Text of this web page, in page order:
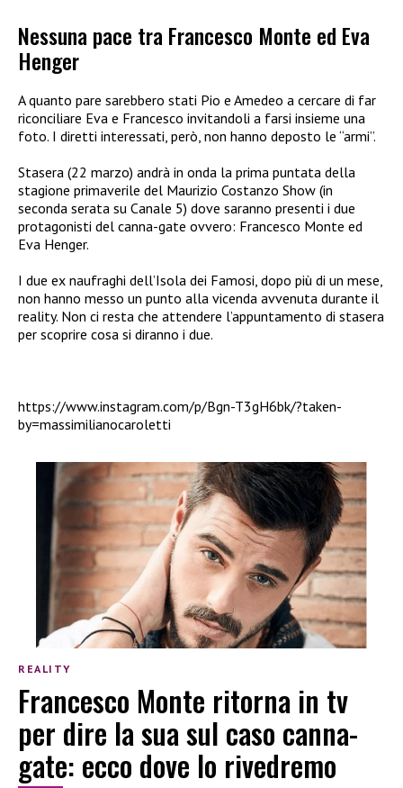
Nessuna pace tra Francesco Monte ed Eva
Henger
A quanto pare sarebbero stati Pio e Amedeo a cercare di far
riconciliare Eva e Francesco invitandoli a farsi insieme una
foto. I diretti interessati, però, non hanno deposto le “armi”.
Stasera (22 marzo) andrà in onda la prima puntata della
stagione primaverile del Maurizio Costanzo Show (in
seconda serata su Canale 5) dove saranno presenti i due
protagonisti del canna-gate ovvero: Francesco Monte ed
Eva Henger.
I due ex naufraghi dell’Isola dei Famosi, dopo più di un mese,
non hanno messo un punto alla vicenda avvenuta durante il
reality. Non ci resta che attendere l’appuntamento di stasera
per scoprire cosa si diranno i due.
https://www.instagram.com/p/Bgn-T3gH6bk/?taken-
by=massimilianocaroletti
REALITY
Francesco Monte ritorna in tv
per dire la sua sul caso canna-
gate: ecco dove lo rivedremo